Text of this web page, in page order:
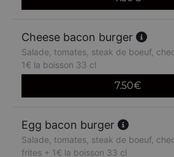
Cheese bacon burger
Salade, tomates, steak de boeuf,
1€ la boisson 33 cl
7.50€
Egg bacon burger
Salade, tomates, steak de boeuf,
frites + 1€ la boisson 33 cl